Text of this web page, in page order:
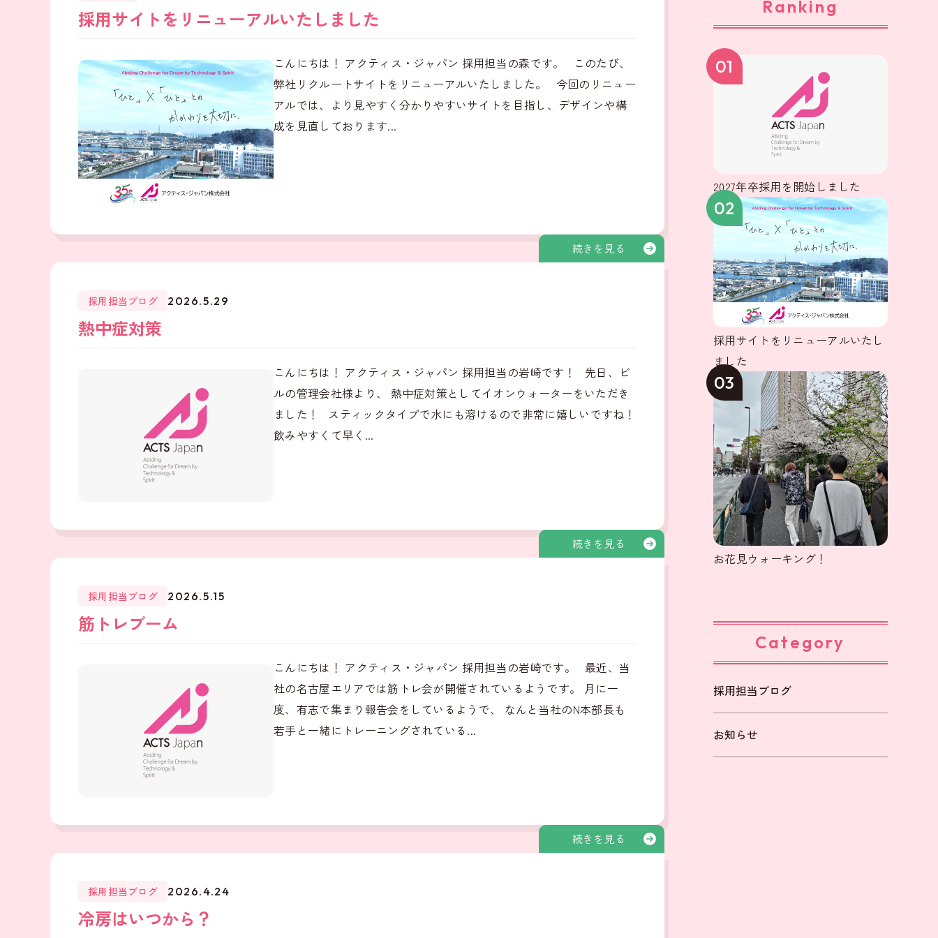
採用サイトをリニューアルいたしました
こんにちは！ アクティス・ジャパン 採用担当の森です。 このたび、
弊社リクルートサイトをリニューアルいたしました。 今回のリニュー
アルでは、より見やすく分かりやすいサイトを目指し、デザインや構
成を見直しております...
続きを見る
採用担当ブログ 2026.5.29
熱中症対策
こんにちは！ アクティス・ジャパン 採用担当の岩崎です！ 先日、ビ
ルの管理会社様より、 熱中症対策としてイオンウォーターをいただき
ました！ スティックタイプで水にも溶けるので非常に嬉しいですね！
飲みやすくて早く...
続きを見る
採用担当ブログ 2026.5.15
筋トレブーム
こんにちは！ アクティス・ジャパン 採用担当の岩崎です。 最近、当
社の名古屋エリアでは筋トレ会が開催されているようです。 月に一
度、有志で集まり報告会をしているようで、 なんと当社のN本部長も
若手と一緒にトレーニングされている...
続きを見る
採用担当ブログ 2026.4.24
冷房はいつから？
Ranking
01
2027年卒採用を開始しました
02
採用サイトをリニューアルいたし
ました
03
お花見ウォーキング！
Category
採用担当ブログ
お知らせ